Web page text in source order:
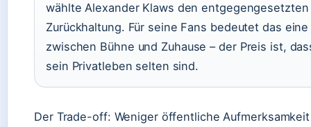
wählte Alexander Klaws den entgegengesetzten
Zurückhaltung. Für seine Fans bedeutet das
zwischen Bühne und Zuhause – der Preis ist,
sein Privatleben selten sind.
Der Trade-off: Weniger öffentliche